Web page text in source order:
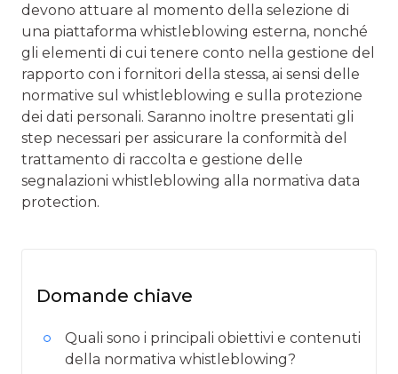
devono attuare al momento della selezione di
una piattaforma whistleblowing esterna, nonché
gli elementi di cui tenere conto nella gestione del
rapporto con i fornitori della stessa, ai sensi delle
normative sul whistleblowing e sulla protezione
dei dati personali. Saranno inoltre presentati gli
step necessari per assicurare la conformità del
trattamento di raccolta e gestione delle
segnalazioni whistleblowing alla normativa data
protection.
Domande chiave
Quali sono i principali obiettivi e contenuti
della normativa whistleblowing?